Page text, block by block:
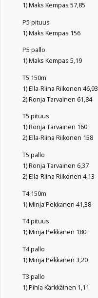
1) Maks Kempas 57,85
P5 pituus
1) Maks Kempas 156
P5 pallo
1) Maks Kempas 5,19
T5 150m
1) Ella-Riina Riikonen 46,93
2) Ronja Tarvainen 61,84
T5 pituus
1) Ronja Tarvainen 160
2) Ella-Riina Riikonen 158
T5 pallo
1) Ronja Tarvainen 6,37
2) Ella-Riina Riikonen 4,13
T4 150m
1) Minja Pekkanen 41,38
T4 pituus
1) Minja Pekkanen 180
T4 pallo
1) Minja Pekkanen 3,20
T3 pallo
1) Pihla Kärkkäinen 1,11